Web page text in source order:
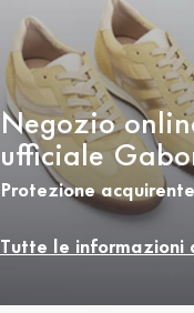
Negozio
ufficiale
Protezione
Tutte le informazioni